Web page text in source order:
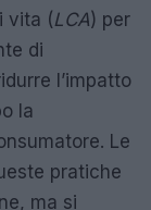
vita (LCA) per
di
l’impatto
la
Le
pratiche
ma si